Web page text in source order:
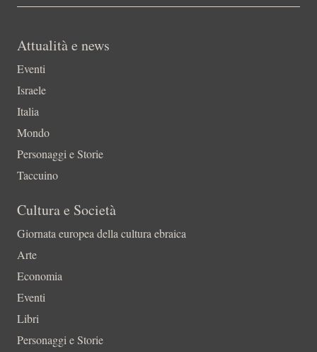
Attualità e news
Eventi
Israele
Italia
Mondo
Personaggi e Storie
Taccuino
Cultura e Società
Giornata europea della cultura ebraica
Arte
Economia
Eventi
Libri
Personaggi e Storie